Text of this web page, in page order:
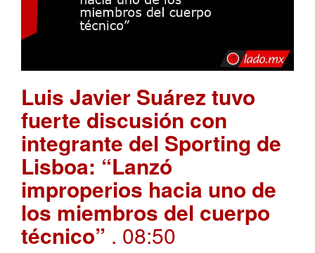
Luis Javier Suárez tuvo
fuerte discusión con
integrante del Sporting de
Lisboa: “Lanzó
improperios hacia uno de
los miembros del cuerpo
técnico” . 08:50